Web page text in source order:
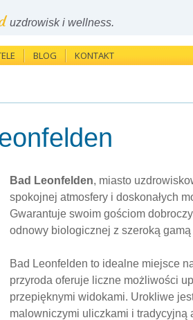
uzdrowisk i wellness.
BLOG KONTAKT
Bad Leonfelden, miasto
spokojnej atmosfery i doskonałych
Gwarantuje swoim gościom
odnowy biologicznej z szeroką
Bad Leonfelden to idealne miejsce
przyroda oferuje liczne możliwości
przepięknymi widokami. Urokliwe
malowniczymi uliczkami i tradycyjną